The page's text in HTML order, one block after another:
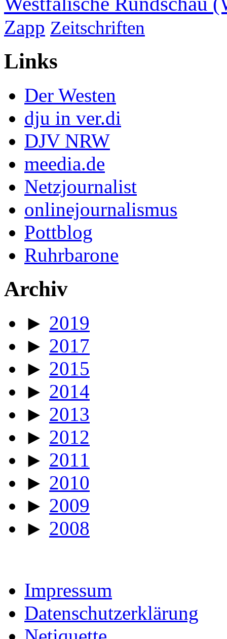
Zapp Zeitschriften
Links
Der Westen
dju in ver.di
DJV NRW
meedia.de
Netzjournalist
onlinejournalismus
Pottblog
Ruhrbarone
Archiv
► 2019
► 2017
► 2015
► 2014
► 2013
► 2012
► 2011
► 2010
► 2009
► 2008
Impressum
Datenschutzerklärung